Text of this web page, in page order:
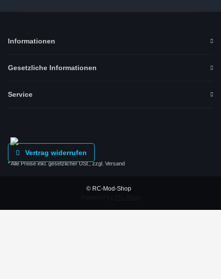
Informationen
Gesetzliche Informationen
Service
Vertrag widerrufen
* Alle Preise inkl. gesetzlicher USt., zzgl. Versand
© RC-Mod-Shop